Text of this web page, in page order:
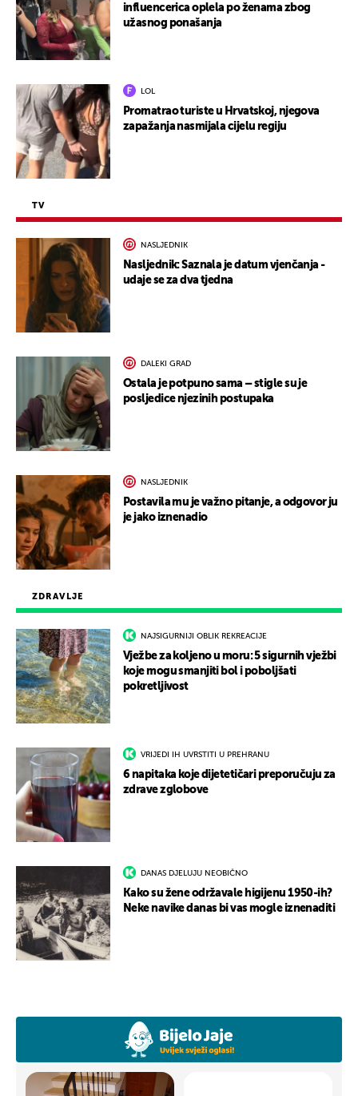
ZDRAVLJE
NAJSIGURNIJI OBLIK REKREACIJE
Vježbe za koljeno u moru: 5 sigurnih vježbi
koje mogu smanjiti bol i poboljšati
pokretljivost
VRIJEDI IH UVRSTITI U PREHRANU
6 napitaka koje dijetetičari preporučuju za
zdrave zglobove
DANAS DJELUJU NEOBIČNO
Kako su žene održavale higijenu 1950-ih?
Neke navike danas bi vas mogle iznenaditi
influencerica oplela po ženama zbog
užasnog ponašanja
LOL
Promatrao turiste u Hrvatskoj, njegova
zapažanja nasmijala cijelu regiju
TV
NASLJEDNIK
Nasljednik: Saznala je datum vjenčanja -
udaje se za dva tjedna
DALEKI GRAD
Ostala je potpuno sama – stigle su je
posljedice njezinih postupaka
NASLJEDNIK
Postavila mu je važno pitanje, a odgovor ju
je jako iznenadio